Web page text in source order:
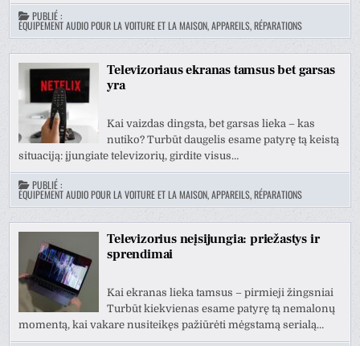
PUBLIÉ :
ÉQUIPEMENT AUDIO POUR LA VOITURE ET LA MAISON, APPAREILS, RÉPARATIONS
Televizoriaus ekranas tamsus bet garsas
yra
Kai vaizdas dingsta, bet garsas lieka – kas
nutiko? Turbūt daugelis esame patyrę tą keistą
situaciją: įjungiate televizorių, girdite visus…
PUBLIÉ :
ÉQUIPEMENT AUDIO POUR LA VOITURE ET LA MAISON, APPAREILS, RÉPARATIONS
Televizorius neįsijungia: priežastys ir
sprendimai
Kai ekranas lieka tamsus – pirmieji žingsniai
Turbūt kiekvienas esame patyrę tą nemalonų
momentą, kai vakare nusiteikęs pažiūrėti mėgstamą serialą…